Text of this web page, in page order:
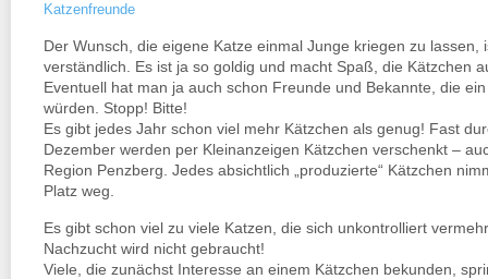
Katzenfreunde
Der Wunsch, die eigene Katze einmal Junge kriegen zu lassen,
verständlich. Es ist ja so goldig und macht Spaß, die Kätzchen
Eventuell hat man ja auch schon Freunde und Bekannte, die
würden. Stopp! Bitte!
Es gibt jedes Jahr schon viel mehr Kätzchen als genug! Fast
Dezember werden per Kleinanzeigen Kätzchen verschenkt –
Region Penzberg. Jedes absichtlich „produzierte“ Kätzchen
Platz weg.
Es gibt schon viel zu viele Katzen, die sich unkontrolliert
Nachzucht wird nicht gebraucht!
Viele, die zunächst Interesse an einem Kätzchen bekunden,